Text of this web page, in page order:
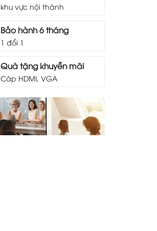
khu vực nội thành
Bảo hành 6 tháng
1 đổi 1
Quà tặng khuyễn mãi
Cáp HDMI, VGA